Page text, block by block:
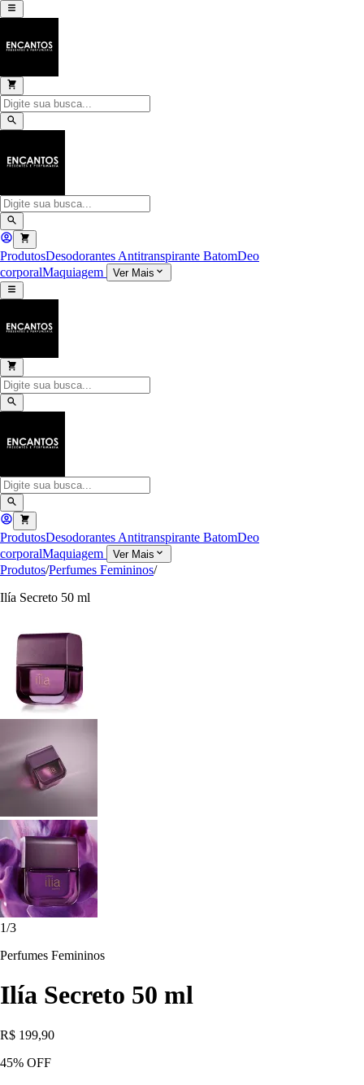
ProdutosDesodorantes Antitranspirante BatomDeo
corporalMaquiagem Ver Mais
ProdutosDesodorantes Antitranspirante BatomDeo
corporalMaquiagem Ver Mais
Produtos/Perfumes Femininos/
Ilía Secreto 50 ml
1/3
Perfumes Femininos
Ilía Secreto 50 ml
R$ 199,90
45% OFF